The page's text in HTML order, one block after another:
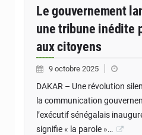
Le gouvernement
une tribune inédite
aux citoyens
9 octobre 2025
DAKAR – Une révolution
la communication
l’exécutif sénégalais
signifie « la parole »…